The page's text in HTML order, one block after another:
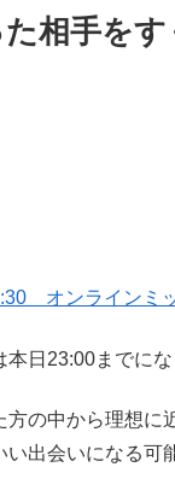
相手を
オンラインミ
日23:00までにな
方の中から理想に
出会いになる可